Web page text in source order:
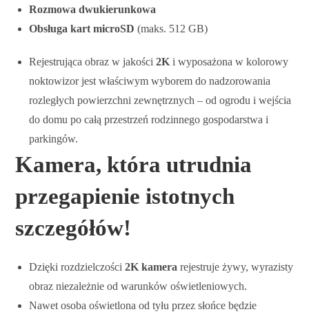
Rozmowa dwukierunkowa
Obsługa kart microSD (maks. 512 GB)
Rejestrująca obraz w jakości2Ki wyposażona w kolorowy
noktowizor jest właściwym wyborem do nadzorowania
rozległych powierzchni zewnętrznych – od ogrodu i wejścia
do domu po całą przestrzeń rodzinnego gospodarstwa i
parkingów.
Kamera, która utrudnia
przegapienie istotnych
szczegółów!
Dzięki rozdzielczości2K kamera rejestruje żywy, wyrazisty
obraz niezależnie od warunków oświetleniowych.
Nawet osoba oświetlona od tyłu przez słońce będzie